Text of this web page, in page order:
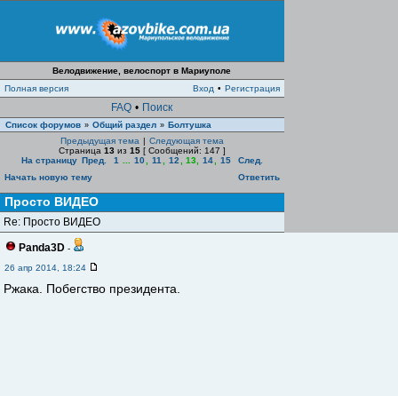
Велодвижение, велоспорт в Мариуполе
Полная версия
Вход • Регистрация
FAQ • Поиск
Список форумов » Общий раздел » Болтушка
Предыдущая тема | Следующая тема
Страница 13 из 15 [ Сообщений: 147 ]
На страницу Пред. 1 10 11 12 13 14 15
След.
Начать новую тему
Ответить
Просто ВИДЕО
Re: Просто ВИДЕО
Panda3D -
26 апр 2014, 18:24
Ржака. Побегство президента.